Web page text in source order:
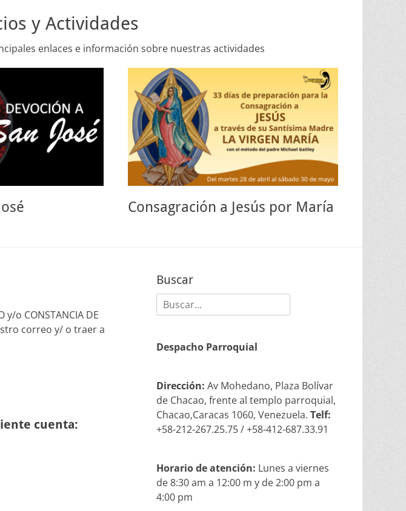
y Actividades
enlaces e información sobre nuestras actividades
Consagración a Jesús por María
y/o CONSTANCIA DE
correo y/ o traer a
cuenta:
Buscar
Buscar:
Despacho Parroquial
Dirección: Av Mohedano, Plaza Bolívar
de Chacao, frente al templo parroquial,
Chacao,Caracas 1060, Venezuela. Telf:
+58-212-267.25.75 / +58-412-687.33.91
Horario de atención: Lunes a viernes
de 8:30 am a 12:00 m y de 2:00 pm a
4:00 pm